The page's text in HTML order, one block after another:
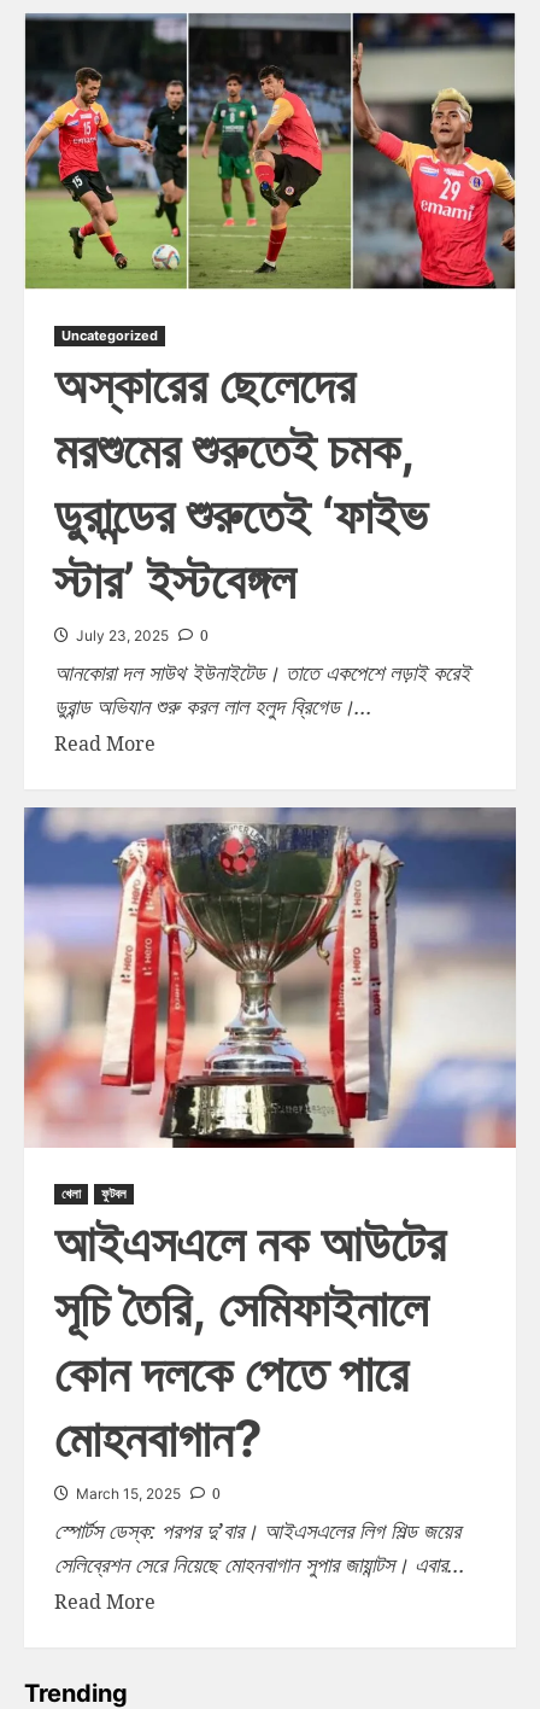
Uncategorized
অস্কারের ছেলেদের
মরশুমের শুরুতেই চমক,
ডুরান্ডের শুরুতেই ‘ফাইভ
স্টার’ ইস্টবেঙ্গল
July 23, 2025 0
আনকোরা দল সাউথ ইউনাইটেড। তাতে একপেশে লড়াই করেই
ডুরান্ড অভিযান শুরু করল লাল হলুদ ব্রিগেড।...
Read More
খেলা ফুটবল
আইএসএলে নক আউটের
সূচি তৈরি, সেমিফাইনালে
কোন দলকে পেতে পারে
মোহনবাগান?
March 15, 2025 0
স্পোর্টস ডেস্ক: পরপর দু’বার। আইএসএলের লিগ শিল্ড জয়ের
সেলিব্রেশন সেরে নিয়েছে মোহনবাগান সুপার জায়ান্টস। এবার...
Read More
Trending